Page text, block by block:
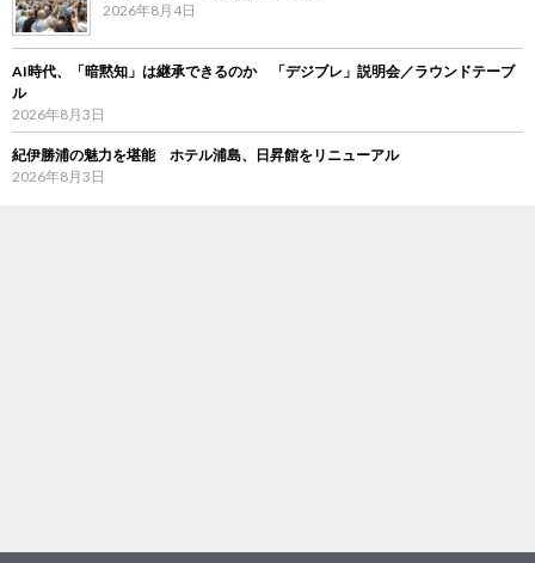
2026年8月4日
AI時代、「暗黙知」は継承できるのか 「デジブレ」説明会／ラウンドテーブ
ル
2026年8月3日
紀伊勝浦の魅力を堪能 ホテル浦島、日昇館をリニューアル
2026年8月3日